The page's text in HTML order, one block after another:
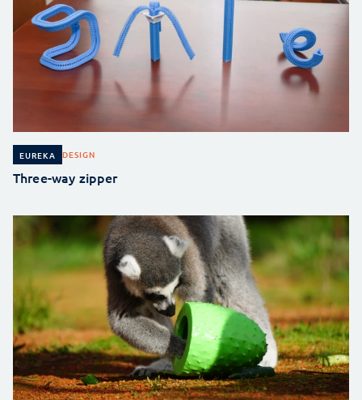
EUREKA DESIGN
Three-way zipper